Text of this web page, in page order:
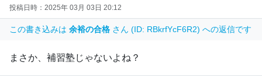
投稿日時：2025年 03月 03日 20:12
この書き込みは 余裕の合格 さん (ID: RBkrfYcF6R2) への返信です
まさか、補習塾じゃないよね？